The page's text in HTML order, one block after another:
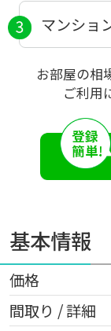
マンショ
お部屋の相
ご利用
基本情報
価格
間取り / 詳細